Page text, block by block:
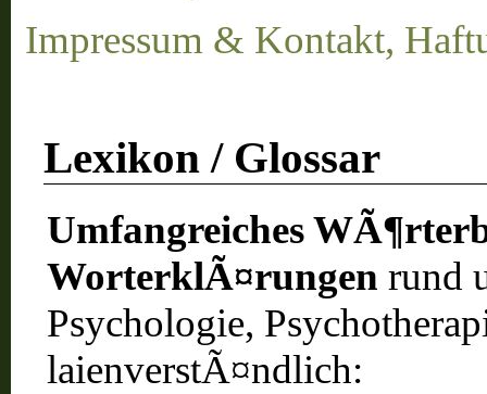
Impressum & Kontakt,
Lexikon / Glossar
Umfangreiches
WorterklÃ¤rungen rund
Psychologie,
laienverstÃ¤ndlich: